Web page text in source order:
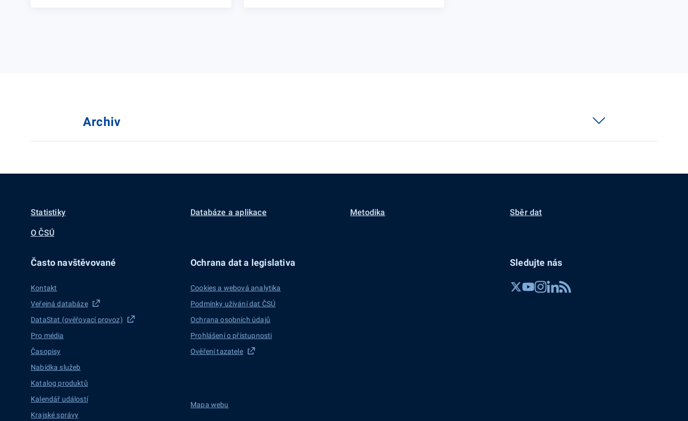
Archiv
Statistiky Databáze a aplikace Metodika Sběr dat
O ČSÚ
Často navštěvované
Kontakt
Veřejná databáze
DataStat (ověřovací provoz)
Pro média
Časopisy
Nabídka služeb
Katalog produktů
Kalendář událostí
Krajské správy
Ochrana dat a legislativa
Cookies a webová analytika
Podmínky užívání dat ČSÚ
Ochrana osobních údajů
Prohlášení o přístupnosti
Ověření tazatele
Mapa webu
Sledujte nás